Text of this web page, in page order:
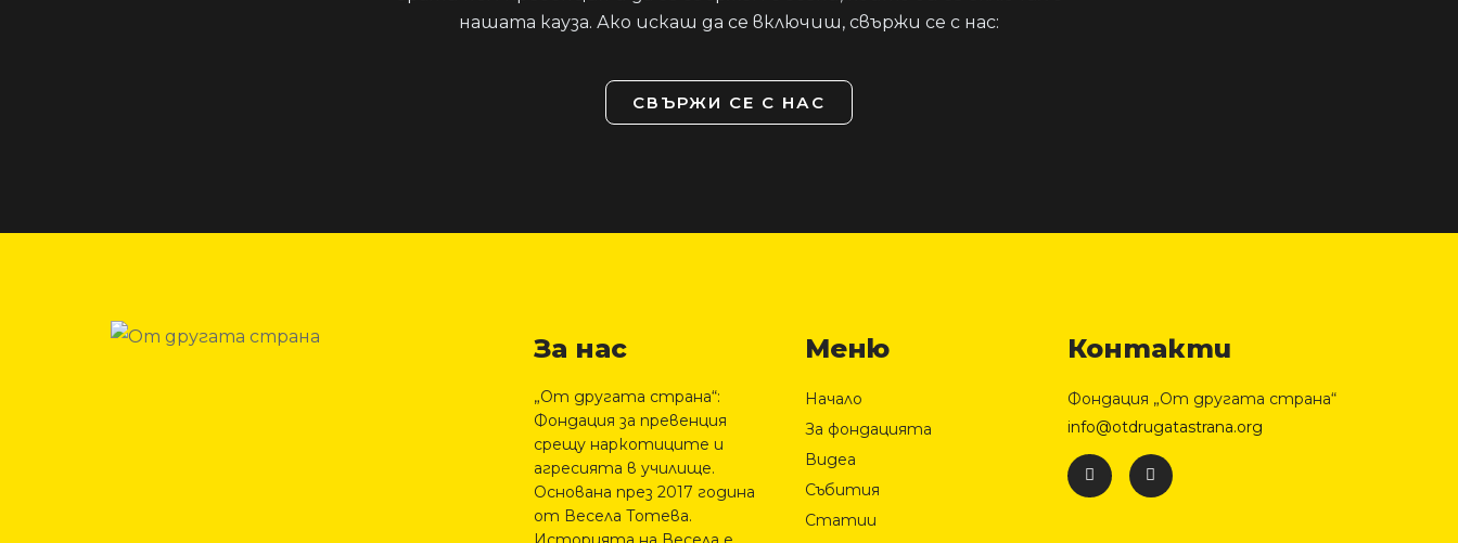
нашата кауза. Ако искаш да се включиш, свържи се с нас:
СВЪРЖИ СЕ С НАС
За нас
„От другата страна“:
Фондация за превенция
срещу наркотиците и
агресията в училище.
Основана през 2017 година
от Весела Тотева.
Меню
Начало
За фондацията
Видеа
Събития
Статии
Контакти
Фондация „От другата страна“
info@otdrugatastrana.org